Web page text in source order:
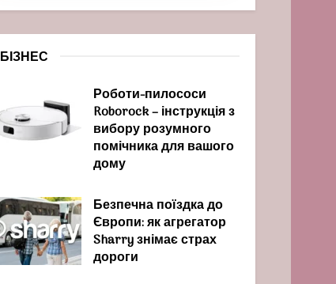
БІЗНЕС
Роботи-пилососи
Roborock – інструкція з
вибору розумного
помічника для вашого
дому
Безпечна поїздка до
Європи: як агрегатор
Sharry знімає страх
дороги